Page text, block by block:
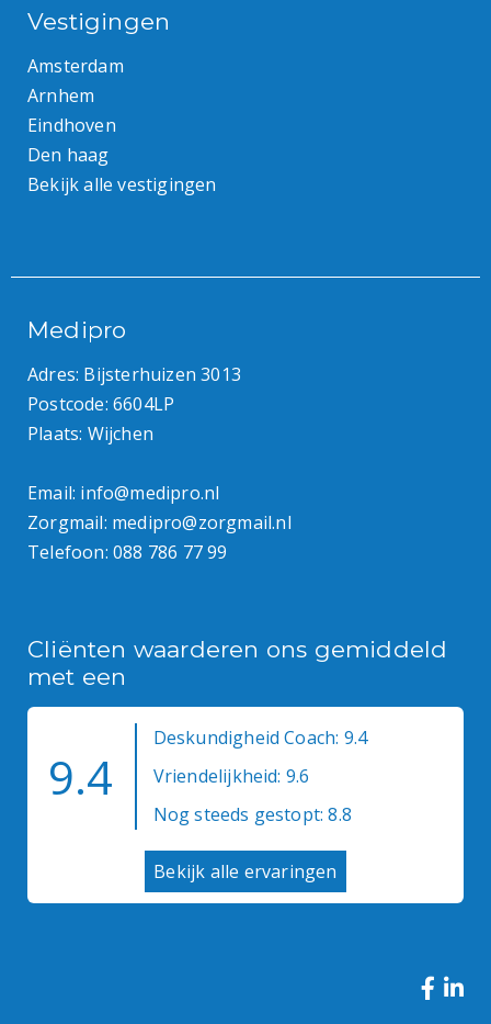
Vestigingen
Amsterdam
Arnhem
Eindhoven
Den haag
Bekijk alle vestigingen
Medipro
Adres: Bijsterhuizen 3013
Postcode: 6604LP
Plaats: Wijchen
Email: info@medipro.nl
Zorgmail: medipro@zorgmail.nl
Telefoon: 088 786 77 99
Cliënten waarderen ons gemiddeld
met een
9.4
Deskundigheid Coach: 9.4
Vriendelijkheid: 9.6
Nog steeds gestopt: 8.8
Bekijk alle ervaringen